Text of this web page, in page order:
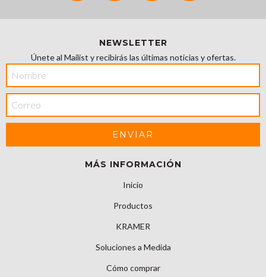
NEWSLETTER
Únete al Mailist y recibirás las últimas noticias y ofertas.
MÁS INFORMACIÓN
Inicio
Productos
KRAMER
Soluciones a Medida
Cómo comprar